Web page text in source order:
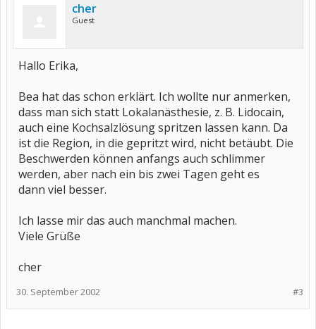
cher
Guest
Hallo Erika,
Bea hat das schon erklärt. Ich wollte nur anmerken,
dass man sich statt Lokalanästhesie, z. B. Lidocain,
auch eine Kochsalzlösung spritzen lassen kann. Da
ist die Region, in die gepritzt wird, nicht betäubt. Die
Beschwerden können anfangs auch schlimmer
werden, aber nach ein bis zwei Tagen geht es
dann viel besser.
Ich lasse mir das auch manchmal machen.
Viele Grüße
cher
#3
30. September 2002